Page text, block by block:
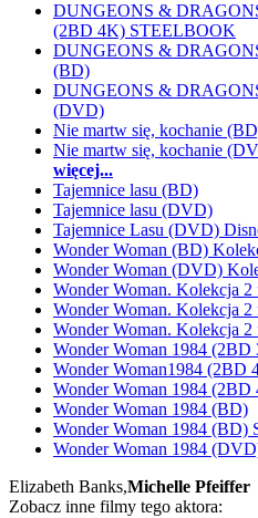
DUNGEONS &
(2BD 4K) STEELBOOK
DUNGEONS &
(BD)
DUNGEONS &
(DVD)
Nie martw się, kochanie
Nie martw się, kochanie
więcej...
Tajemnice lasu (BD)
Tajemnice lasu (DVD)
Tajemnice Lasu (DVD)
Wonder Woman (BD)
Wonder Woman (DVD)
Wonder Woman. Kolekcja
Wonder Woman. Kolekcja
Wonder Woman. Kolekcja
Wonder Woman 1984 (2BD
Wonder Woman1984 (2BD
Wonder Woman 1984
Wonder Woman 1984 (BD)
Wonder Woman 1984
Wonder Woman 1984
Elizabeth Banks,Michelle Pfeiffer
Zobacz inne filmy tego aktora: